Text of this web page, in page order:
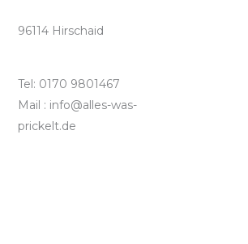
96114 Hirschaid
Tel: 0170 9801467
Mail : info@alles-was-
prickelt.de